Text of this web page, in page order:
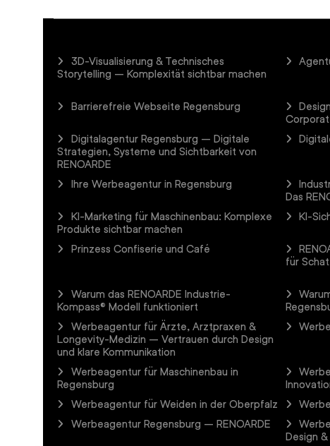
3D-Visualisierung & Technisches
Storytelling – Komplexität sichtbar machen
Barrierefreie Webseite Regensburg
Digitalagentur Regensburg – Digitale
Strategien, Systeme und Sichtbarkeit von
RENOARDE
Ihre Werbeagentur in Regensburg
Das
KI-Marketing für Maschinenbau: Komplexe
Produkte sichtbar machen
KI-
Prinzess Confiserie und Café
für
Warum das RENOARDE Industrie-
Kompass® Modell funktioniert
Werbeagentur für Ärzte, Arztpraxen &
Longevity-Medizin – Vertrauen durch Design
und klare Kommunikation
Werbeagentur für Maschinenbau in
Regensburg
Werbeagentur für Weiden in der Oberpfalz
Werbeagentur Regensburg – RENOARDE
Design